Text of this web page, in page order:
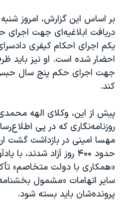
دریافت ابلاغیه‌ای جهت
احضار شده است. او نیز باید
جهت اجرای حکم پنج سال
کند.
پیش از این، وکلای الهه
روزنامه‌نگاری که در پی
مهسا امینی در بازداشت گشت
حدود ۴۰۰ روز آزاد شدند،
«همکاری با دولت متخاصم»
پرونده‌شان باید بسته شود.